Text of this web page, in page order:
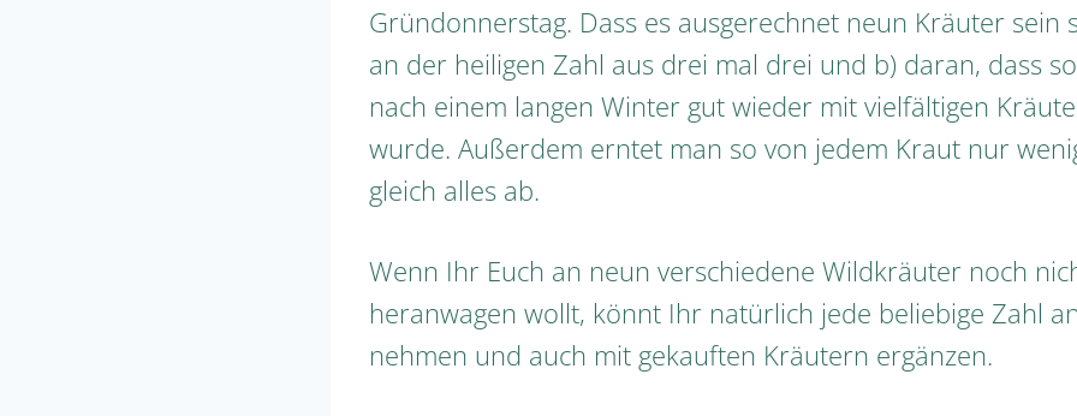
Gründonnerstag. Dass es ausgerechnet neun Kräuter sein
an der heiligen Zahl aus drei mal drei und b) daran, dass
nach einem langen Winter gut wieder mit vielfältigen
wurde. Außerdem erntet man so von jedem Kraut nur
gleich alles ab.
Wenn Ihr Euch an neun verschiedene Wildkräuter noch
heranwagen wollt, könnt Ihr natürlich jede beliebige Zahl
nehmen und auch mit gekauften Kräutern ergänzen.